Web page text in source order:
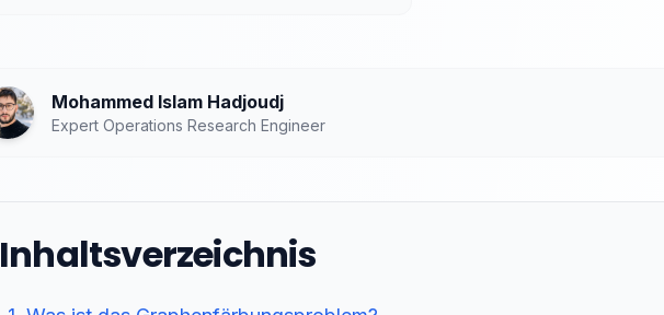
Mohammed Islam Hadjoudj
Expert Operations Research Engineer
Inhaltsverzeichnis